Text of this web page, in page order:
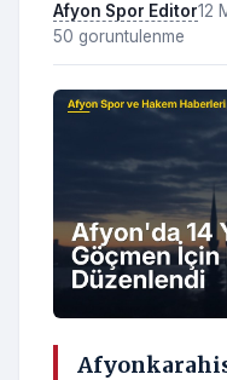
Afyon Spor Editor12
50 goruntulenme